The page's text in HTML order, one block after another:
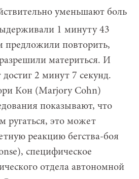
1 минуту 43
предложили повторить,
материться. И
достиг 2 минут 7 секунд.
Кон (Marjory Cohn)
показывают, что
ругаться, это может
реакцию бегства-боя
специфическое
отдела автономной